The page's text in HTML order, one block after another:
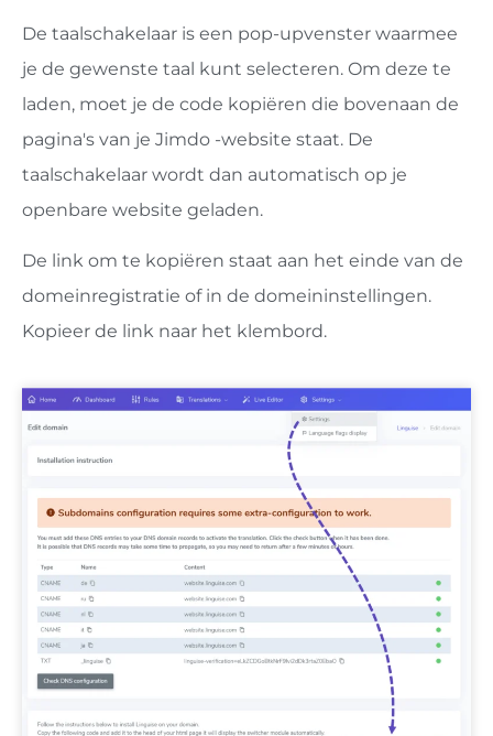
De taalschakelaar is een pop-upvenster waarmee
je de gewenste taal kunt selecteren. Om deze te
laden, moet je de code kopiëren die bovenaan de
pagina's van je Jimdo -website staat. De
taalschakelaar wordt dan automatisch op je
openbare website geladen.
De link om te kopiëren staat aan het einde van de
domeinregistratie of in de domeininstellingen.
Kopieer de link naar het klembord.